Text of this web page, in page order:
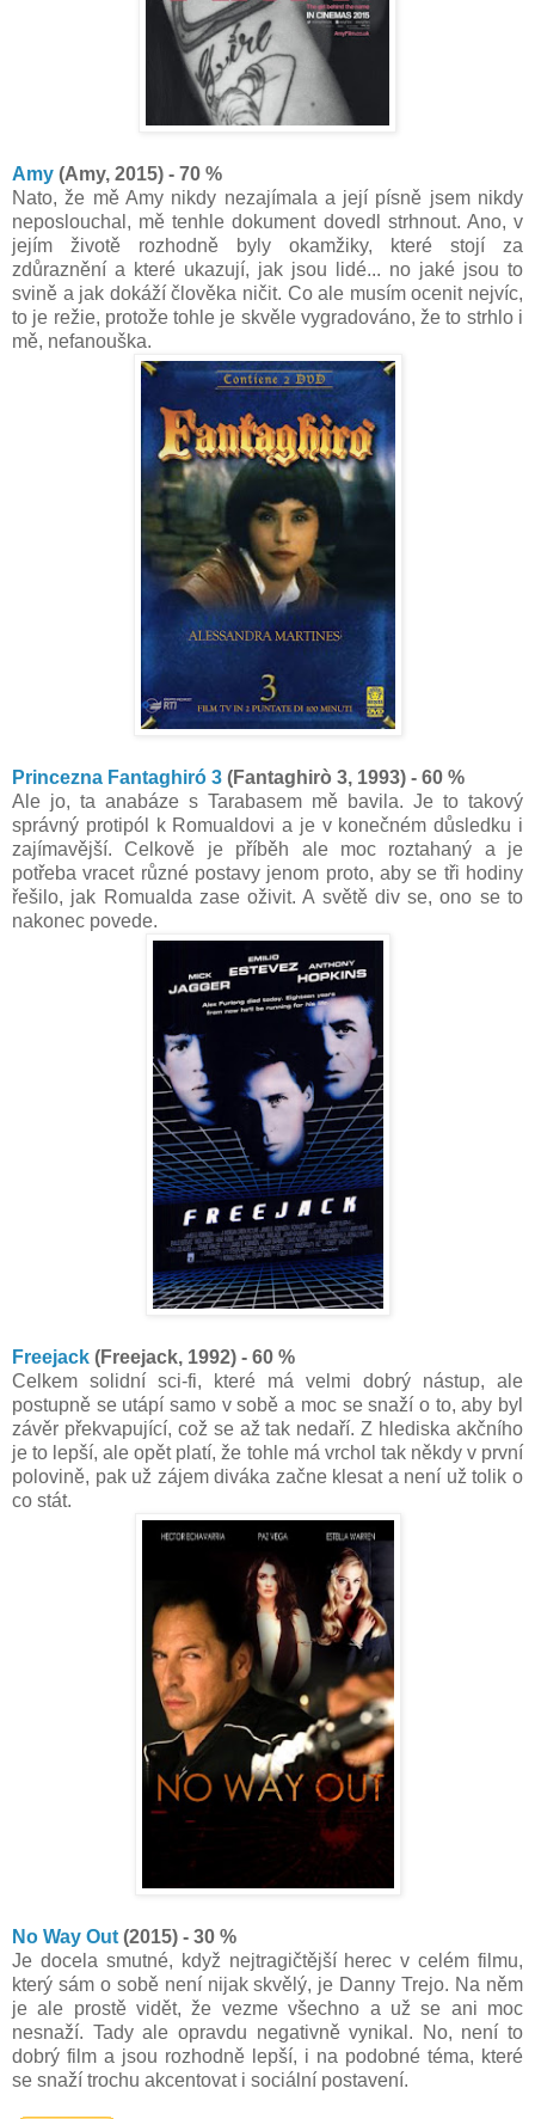
Amy (Amy, 2015) - 70 %
Nato, že mě Amy nikdy nezajímala a její písně jsem nikdy
neposlouchal, mě tenhle dokument dovedl strhnout. Ano, v
jejím životě rozhodně byly okamžiky, které stojí za
zdůraznění a které ukazují, jak jsou lidé... no jaké jsou to
svině a jak dokáží člověka ničit. Co ale musím ocenit nejvíc,
to je režie, protože tohle je skvěle vygradováno, že to strhlo i
mě, nefanouška.
Princezna Fantaghiró 3 (Fantaghirò 3, 1993) - 60 %
Ale jo, ta anabáze s Tarabasem mě bavila. Je to takový
správný protipól k Romualdovi a je v konečném důsledku i
zajímavější. Celkově je příběh ale moc roztahaný a je
potřeba vracet různé postavy jenom proto, aby se tři hodiny
řešilo, jak Romualda zase oživit. A světě div se, ono se to
nakonec povede.
Freejack (Freejack, 1992) - 60 %
Celkem solidní sci-fi, které má velmi dobrý nástup, ale
postupně se utápí samo v sobě a moc se snaží o to, aby byl
závěr překvapující, což se až tak nedaří. Z hlediska akčního
je to lepší, ale opět platí, že tohle má vrchol tak někdy v první
polovině, pak už zájem diváka začne klesat a není už tolik o
co stát.
No Way Out (2015) - 30 %
Je docela smutné, když nejtragičtější herec v celém filmu,
který sám o sobě není nijak skvělý, je Danny Trejo. Na něm
je ale prostě vidět, že vezme všechno a už se ani moc
nesnaží. Tady ale opravdu negativně vynikal. No, není to
dobrý film a jsou rozhodně lepší, i na podobné téma, které
se snaží trochu akcentovat i sociální postavení.